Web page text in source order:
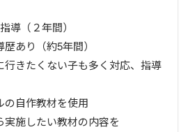
導（２年間）
あり（約5年間）
行きたくない子も多く対応、指導
の自作教材を使用
実施したい教材の内容を